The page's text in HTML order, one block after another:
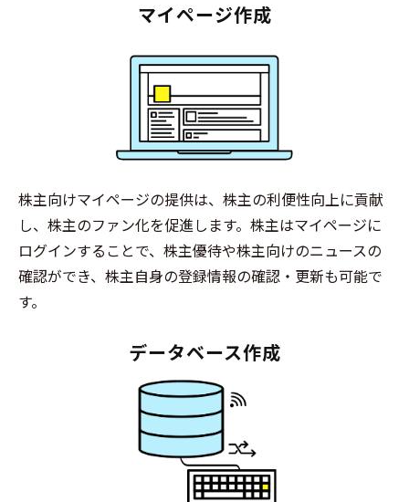
マイページ作成
株主向けマイページの提供は、株主の利便性向上に貢献
し、株主のファン化を促進します。株主はマイページに
ログインすることで、株主優待や株主向けのニュースの
確認ができ、株主自身の登録情報の確認・更新も可能で
す。
データベース作成